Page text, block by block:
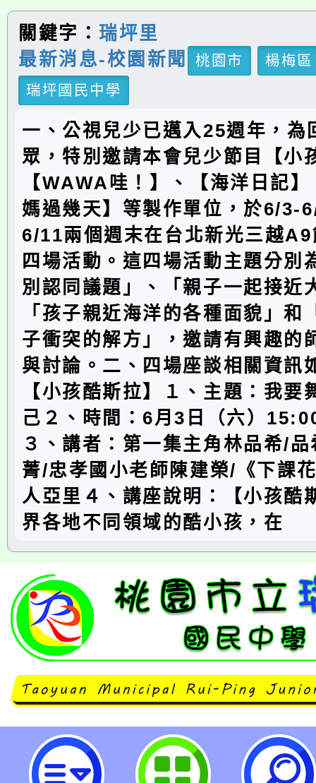
關鍵字： 瑞坪里
最新消息-校園新聞
桃園市
楊梅區
瑞坪國民中學
一、公視兒少已邁入25週年，為
眾，特別邀請本會兒少節目【小
【WAWA哇！】、【海洋日記
媽過幾天】等製作單位，於6/3-
6/11兩個週末在台北新光三越
四場活動。這四場活動主題分別
別認同議題」、「親子一起接近
「孩子親近海洋的各種面貌」和
子衝突的解方」，邀請有興趣的
與討論。二、四場座談相關資訊
【小孩酷斯拉】１、主題：我要
己２、時間：6月3日（六）
３、講者：第一集主角林品希/
菁/忠孝國小老師陳建榮/《下課
人亞里４、講座說明：【小孩酷
界各地不同領域的酷小孩，在
歡迎本校親師生報名參加「公視兒
目試映X座談會」，敬請查照。-桃